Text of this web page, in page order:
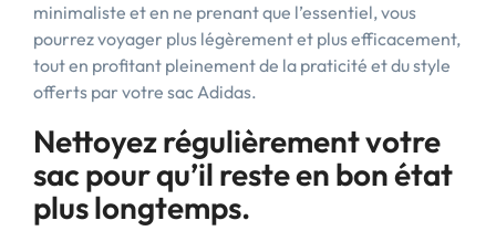
minimaliste et en ne prenant que l’essentiel, vous
pourrez voyager plus légèrement et plus efficacement,
tout en profitant pleinement de la praticité et du style
offerts par votre sac Adidas.
Nettoyez régulièrement votre
sac pour qu’il reste en bon état
plus longtemps.